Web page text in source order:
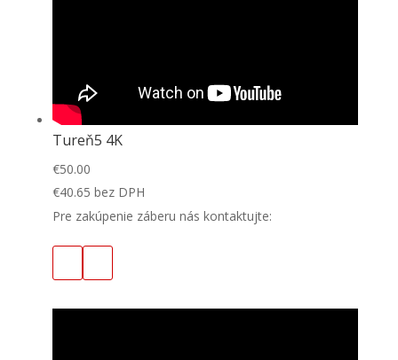
Tureň5 4K
€50.00
€40.65 bez DPH
Pre zakúpenie záberu nás kontaktujte: